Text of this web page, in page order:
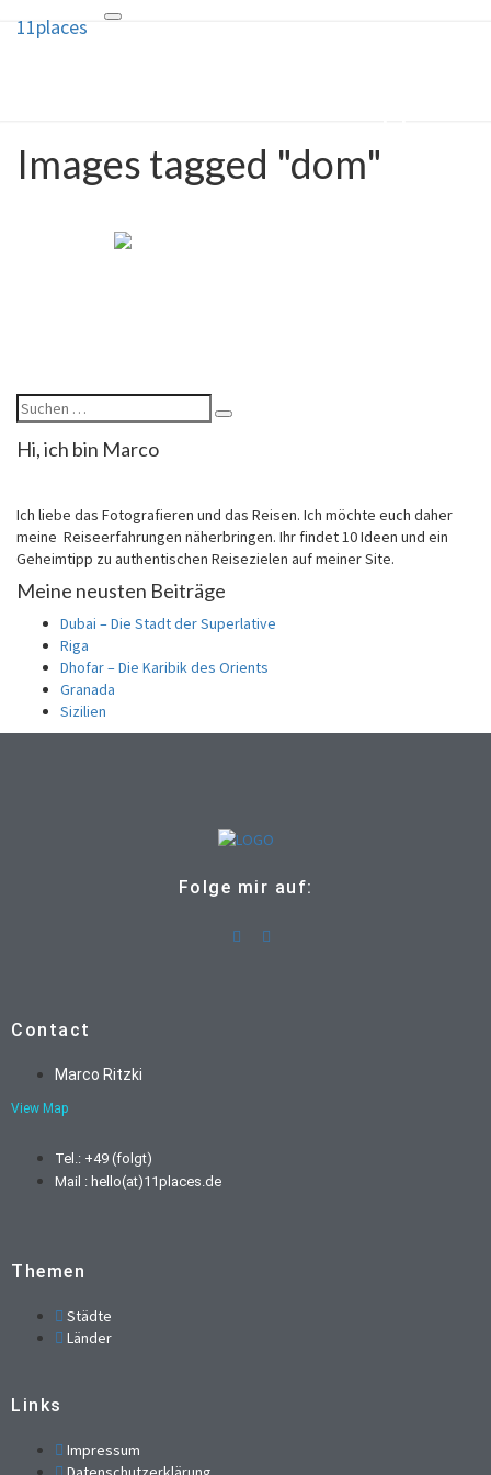
Toggle
11places
11places
deine nächste Reise
Images tagged "dom"
Hi, ich bin Marco
Ich liebe das Fotografieren und das Reisen. Ich möchte euch daher
meine Reiseerfahrungen näherbringen. Ihr findet 10 Ideen und ein
Geheimtipp zu authentischen Reisezielen auf meiner Site.
Meine neusten Beiträge
Dubai – Die Stadt der Superlative
Riga
Dhofar – Die Karibik des Orients
Granada
Sizilien
Folge mir auf:
Contact
Marco Ritzki
View Map
Tel.: +49 (folgt)
Mail : hello(at)11places.de
Themen
Städte
Länder
Links
Impressum